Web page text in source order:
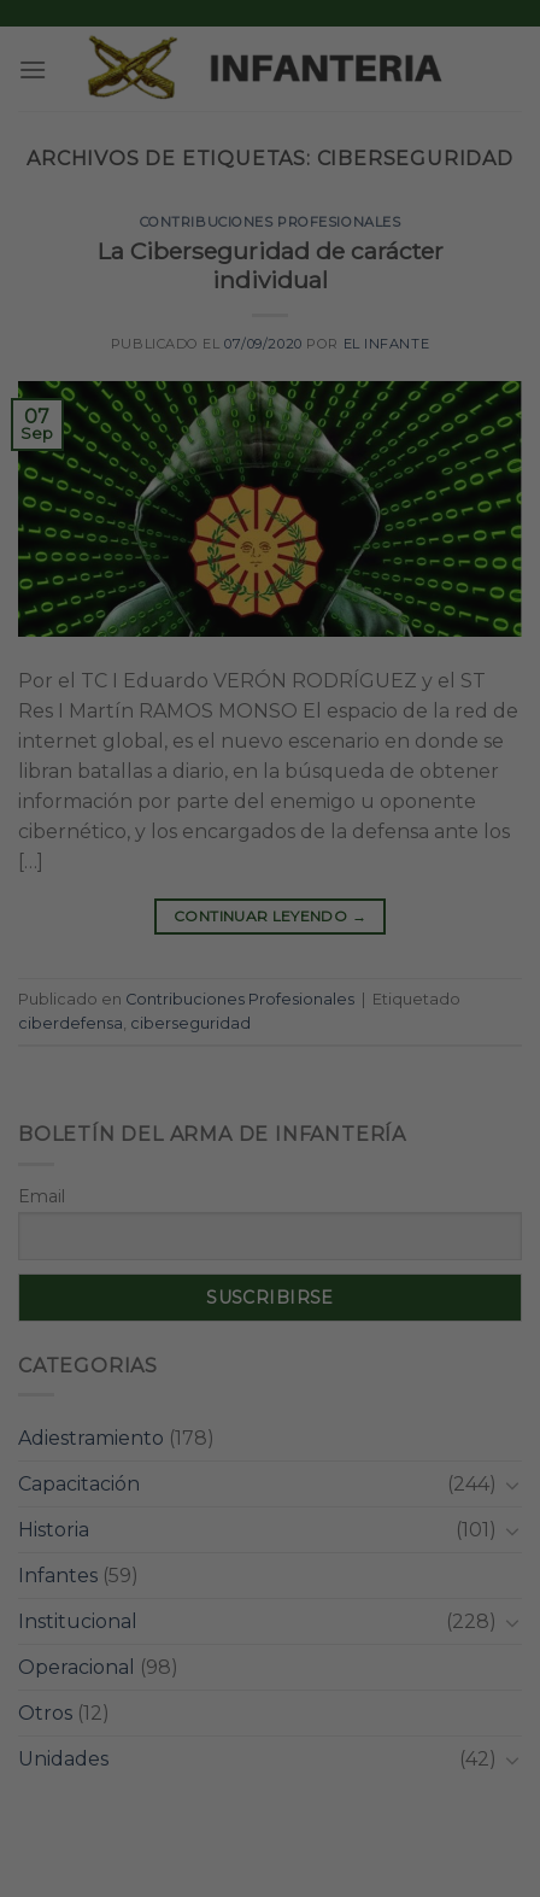
content
ARCHIVOS DE ETIQUETAS: CIBERSEGURIDAD
CONTRIBUCIONES PROFESIONALES
La Ciberseguridad de carácter
individual
PUBLICADO EL07/09/2020 POR EL INFANTE
07
Sep
Por el TC I Eduardo VERÓN RODRÍGUEZ y el ST
Res I Martín RAMOS MONSO El espacio de la red de
internet global, es el nuevo escenario en donde se
libran batallas a diario, en la búsqueda de obtener
información por parte del enemigo u oponente
cibernético, y los encargados de la defensa ante los
[…]
CONTINUAR LEYENDO →
Publicado en Contribuciones Profesionales
Etiquetado
ciberdefensa ciberseguridad
BOLETÍN DEL ARMA DE INFANTERÍA
Email
CATEGORIAS
Adiestramiento (178)
Capacitación
(244)
Historia
(101)
Infantes (59)
Institucional
(228)
Operacional
(98)
Otros (12)
Unidades
(42)